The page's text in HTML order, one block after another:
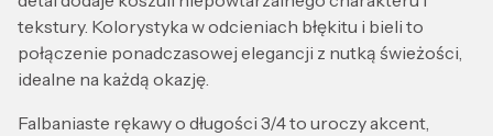
tekstury. Kolorystyka w odcieniach błękitu i bieli to
połączenie ponadczasowej elegancji z nutką świeżości,
idealne na każdą okazję.
Falbaniaste rękawy o długości 3/4 to uroczy akcent,